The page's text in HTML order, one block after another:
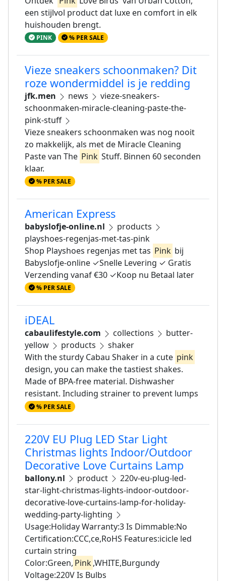
een stijlvol product dat luxe en comfort in elk
huishouden brengt.
PINK % PER SALE
Vieze sneakers schoonmaken? Dit
roze wondermiddel is je redding
jfk.men news
vieze-sneakers-
schoonmaken-miracle-cleaning-paste-the-
pink-stuff
Vieze sneakers schoonmaken was nog nooit
zo makkelijk, als met de Miracle Cleaning
Paste van The Pink Stuff. Binnen 60 seconden
klaar.
% PER SALE
American Express
babyslofje-online.nl
products
playshoes-regenjas-met-tas-pink
Shop Playshoes regenjas met tas Pink bij
Babyslofje-online ✓Snelle Levering ✓ Gratis
Verzending vanaf €30 ✓Koop nu Betaal later
% PER SALE
iDEAL
cabaulifestyle.com collections
butter-
yellow
products
shaker
With the sturdy Cabau Shaker in a cute pink
design, you can make the tastiest shakes.
Made of BPA-free material. Dishwasher
resistant. Including strainer to prevent lumps
% PER SALE
220V EU Plug LED Star Light
Christmas lights Indoor/Outdoor
Decorative Love Curtains Lamp
ballony.nl product
220v-eu-plug-led-
star-light-christmas-lights-indoor-outdoor-
decorative-love-curtains-lamp-for-holiday-
wedding-party-lighting
Usage:Holiday Warranty:3 Is Dimmable:No
Certification:CCC,ce,RoHS Features:icicle led
curtain string
Color:Green, Pink,WHITE,Burgundy
Voltage:220V Is Bulbs